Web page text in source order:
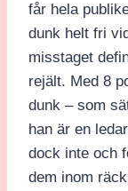
får hela
dunk helt fri
misstaget
rejält. Med 8
dunk – som
han är en
dock inte och
dem inom